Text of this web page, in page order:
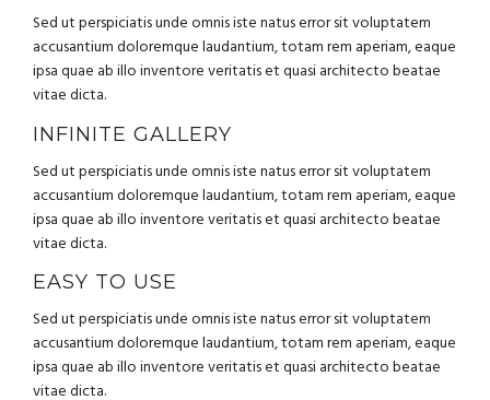
Sed ut perspiciatis unde omnis iste natus error sit voluptatem
accusantium doloremque laudantium, totam rem aperiam, eaque
ipsa quae ab illo inventore veritatis et quasi architecto beatae
vitae dicta.
INFINITE GALLERY
Sed ut perspiciatis unde omnis iste natus error sit voluptatem
accusantium doloremque laudantium, totam rem aperiam, eaque
ipsa quae ab illo inventore veritatis et quasi architecto beatae
vitae dicta.
EASY TO USE
Sed ut perspiciatis unde omnis iste natus error sit voluptatem
accusantium doloremque laudantium, totam rem aperiam, eaque
ipsa quae ab illo inventore veritatis et quasi architecto beatae
vitae dicta.